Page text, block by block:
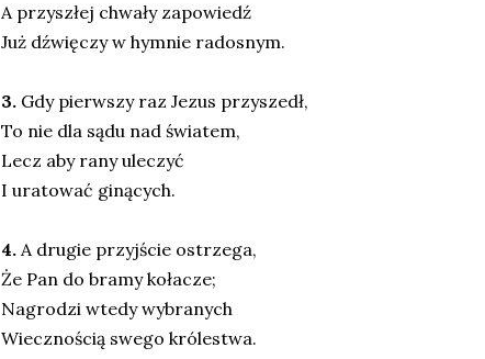
A przyszłej chwały zapowiedź
Już dźwięczy w hymnie radosnym.
3. Gdy pierwszy raz Jezus przyszedł,
To nie dla sądu nad światem,
Lecz aby rany uleczyć
I uratować ginących.
4. A drugie przyjście ostrzega,
Że Pan do bramy kołacze;
Nagrodzi wtedy wybranych
Wiecznością swego królestwa.